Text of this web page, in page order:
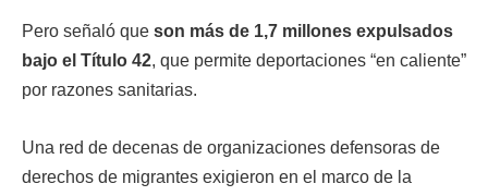
Pero señaló que son más de 1,7 millones expulsados
bajo el Título 42, que permite deportaciones “en caliente”
por razones sanitarias.
Una red de decenas de organizaciones defensoras de
derechos de migrantes exigieron en el marco de la